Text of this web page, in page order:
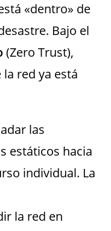
«dentro» de
Bajo el
(Zero Trust),
red ya está
las
estáticos hacia
individual. La
la red en